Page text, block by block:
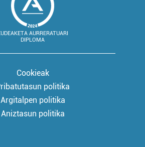
AURRERATUARI
DIPLOMA
Cookieak
politika
Argitalpen politika
Aniztasun politika